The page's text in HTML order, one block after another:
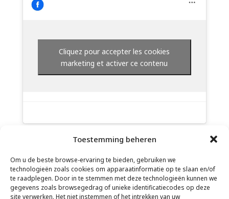
Toestemming beheren
Om u de beste browse-ervaring te bieden, gebruiken we
technologieën zoals cookies om apparaatinformatie op te slaan en/of
te raadplegen. Door in te stemmen met deze technologieën kunnen we
gegevens zoals browsegedrag of unieke identificatiecodes op deze
site verwerken. Het niet instemmen of het intrekken van uw
Cliquez pour accepter les cookies
marketing et activer ce contenu